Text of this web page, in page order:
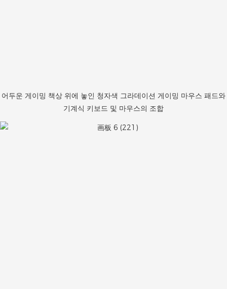
어두운 게이밍 책상 위에 놓인 청자색 그라데이션 게이밍 마우스 패드와
기계식 키보드 및 마우스의 조합